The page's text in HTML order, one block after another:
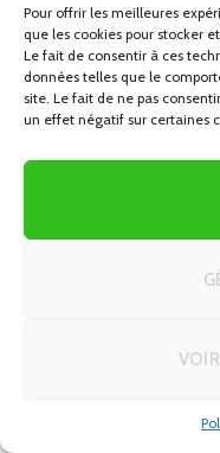
Pour offrir les meilleures
que les cookies pour stocker
Le fait de consentir à ces
données telles que le
site. Le fait de ne pas
un effet négatif sur certaines
Road Trip en Namibie
25/06/2026